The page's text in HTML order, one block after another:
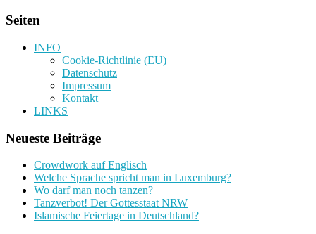
Seiten
INFO
Cookie-Richtlinie (EU)
Datenschutz
Impressum
Kontakt
LINKS
Neueste Beiträge
Crowdwork auf Englisch
Welche Sprache spricht man in Luxemburg?
Wo darf man noch tanzen?
Tanzverbot! Der Gottesstaat NRW
Islamische Feiertage in Deutschland?